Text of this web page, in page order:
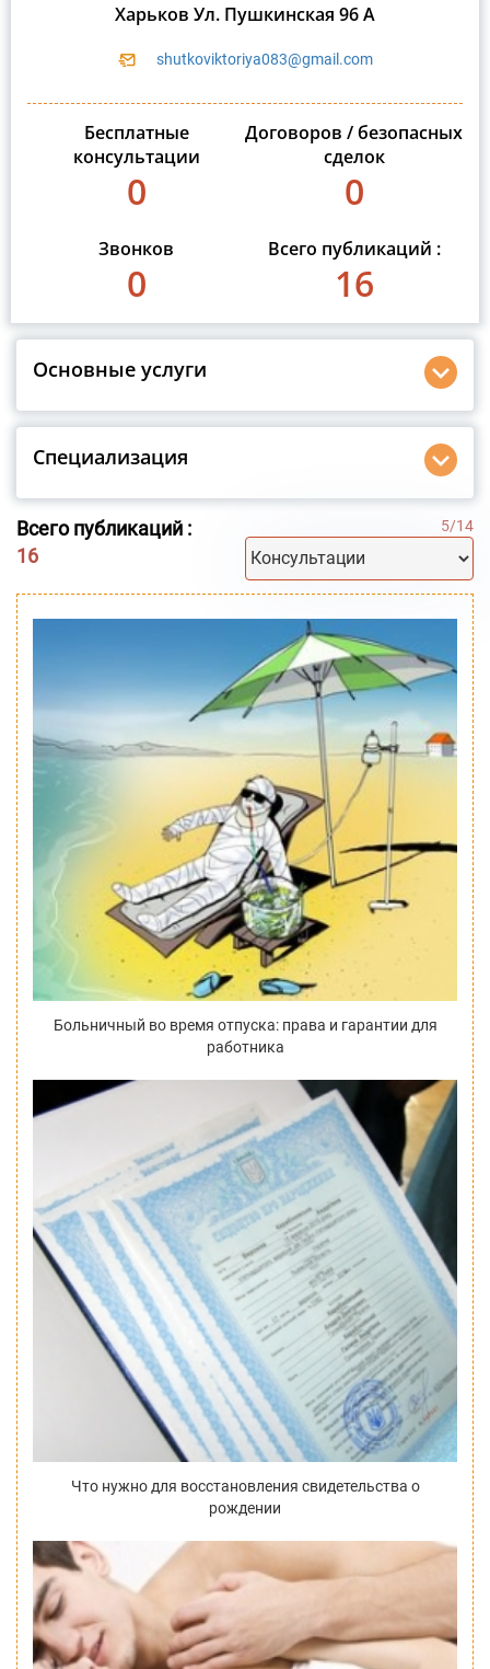
Харьков Ул. Пушкинская 96 А
shutkoviktoriya083@gmail.com
Бесплатные
консультации
0
Звонков
0
Договоров / безопасных
сделок
0
Всего публикаций :
16
Основные услуги
Специализация
Всего публикаций :
16
5/14
Больничный во время отпуска: права и гарантии для
работника
Что нужно для восстановления свидетельства о
рождении